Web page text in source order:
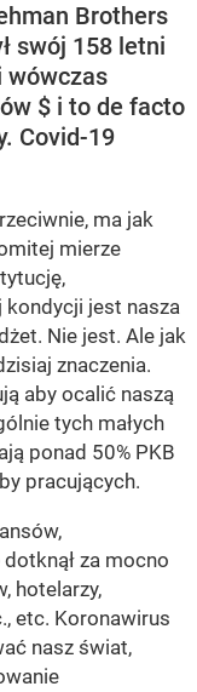
Brothers
swój 158 letni
wówczas
$ i to de facto
Covid-19
ma jak
mierze
kondycji jest nasza
Nie jest. Ale jak
znaczenia.
aby ocalić naszą
tych małych
ponad 50% PKB
pracujących.
za mocno
hotelarzy,
etc. Koronawirus
nasz świat,